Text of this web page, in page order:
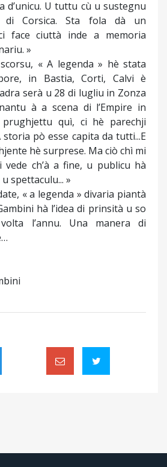
d’unicu. U tuttu cù u sustegnu
di Corsica. Sta fola dà un
face ciuttà inde a memoria
»
« A legenda » hè stata
in Bastia, Corti, Calvi è
serà u 28 di lugliu in Zonza
à a scena di l’Empire in
quì, ci hè parechji
pò esse capita da tutti...E
hè surprese. Ma ciò chì mi
ch’à a fine, u publicu hà
spettaculu... »
« a legenda » divaria piantà
hà l’idea di prinsità u so
l’annu. Una manera di